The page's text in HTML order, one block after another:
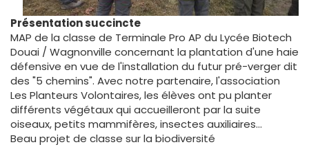
Présentation succincte
MAP de la classe de Terminale Pro AP du Lycée Biotech
Douai / Wagnonville concernant la plantation d'une haie
défensive en vue de l'installation du futur pré-verger dit
des "5 chemins". Avec notre partenaire, l'association
Les Planteurs Volontaires, les élèves ont pu planter
différents végétaux qui accueilleront par la suite
oiseaux, petits mammifères, insectes auxiliaires...
Beau projet de classe sur la biodiversité